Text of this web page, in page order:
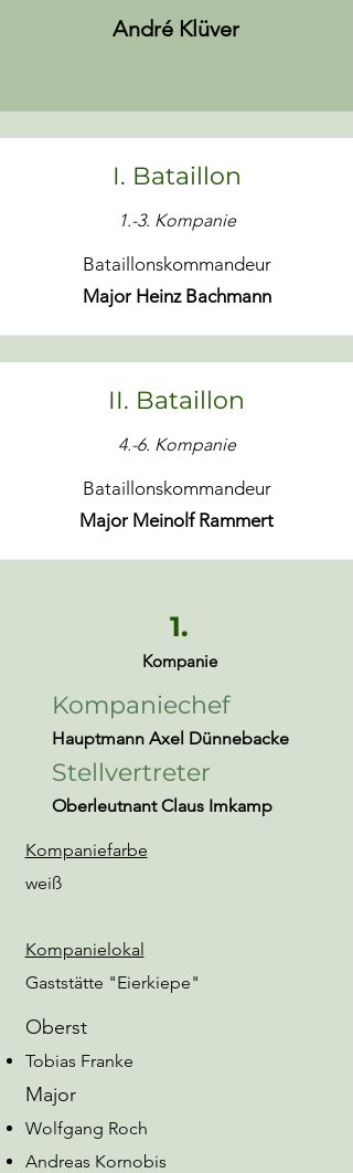
André Klüver
I. Bataillon
1.-3. Kompanie
Bataillonskommandeur
Major Heinz Bachmann
II. Bataillon
4.-6. Kompanie
Bataillonskommandeur
Major Meinolf Rammert
1.
Kompanie
Kompaniechef
Hauptmann Axel Dünnebacke
Stellvertreter
Oberleutnant Claus Imkamp
Kompaniefarbe
weiß
Kompanielokal
Gaststätte "Eierkiepe"
Oberst
Tobias Franke
Major
Wolfgang Roch
Andreas Kornobis